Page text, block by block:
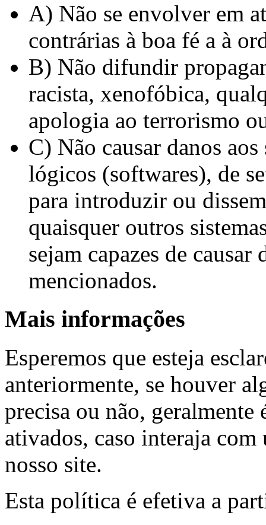
A) Não se envolver em
contrárias à boa fé a à
B) Não difundir
racista, xenofóbica,
apologia ao terrorismo
C) Não causar danos
lógicos (softwares), de
para introduzir ou
quaisquer outros
sejam capazes de
mencionados.
Mais informações
Esperemos que esteja
anteriormente, se houver
precisa ou não, geralmente
ativados, caso interaja com
nosso site.
Esta política é efetiva a